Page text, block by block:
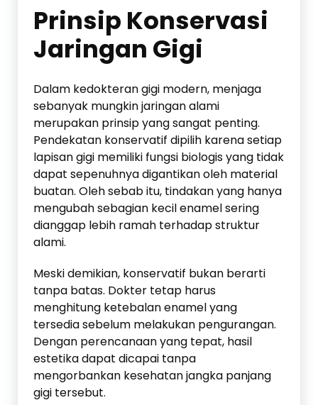
Prinsip Konservasi
Jaringan Gigi
Dalam kedokteran gigi modern, menjaga
sebanyak mungkin jaringan alami
merupakan prinsip yang sangat penting.
Pendekatan konservatif dipilih karena setiap
lapisan gigi memiliki fungsi biologis yang tidak
dapat sepenuhnya digantikan oleh material
buatan. Oleh sebab itu, tindakan yang hanya
mengubah sebagian kecil enamel sering
dianggap lebih ramah terhadap struktur
alami.
Meski demikian, konservatif bukan berarti
tanpa batas. Dokter tetap harus
menghitung ketebalan enamel yang
tersedia sebelum melakukan pengurangan.
Dengan perencanaan yang tepat, hasil
estetika dapat dicapai tanpa
mengorbankan kesehatan jangka panjang
gigi tersebut.